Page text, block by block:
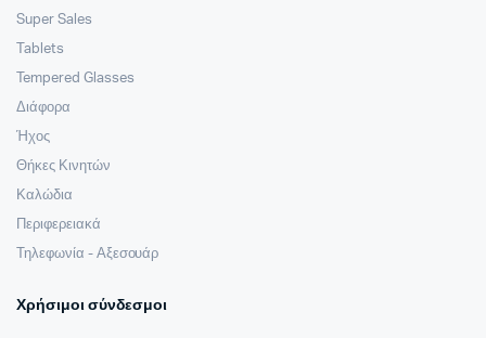
Super Sales
Tablets
Tempered Glasses
Διάφορα
Ήχος
Θήκες Κινητών
Καλώδια
Περιφερειακά
Τηλεφωνία - Αξεσουάρ
Χρήσιμοι σύνδεσμοι